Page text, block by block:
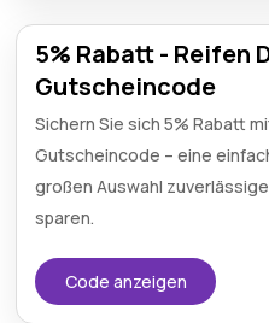
5% Rabatt - Reifen
Gutscheincode
Sichern Sie sich 5% Rabatt
Gutscheincode – eine
großen Auswahl
sparen.
Code anzeigen